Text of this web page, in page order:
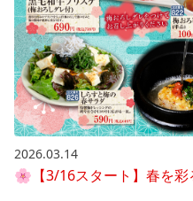
2026.03.14
🌸【3/16スタート】春を